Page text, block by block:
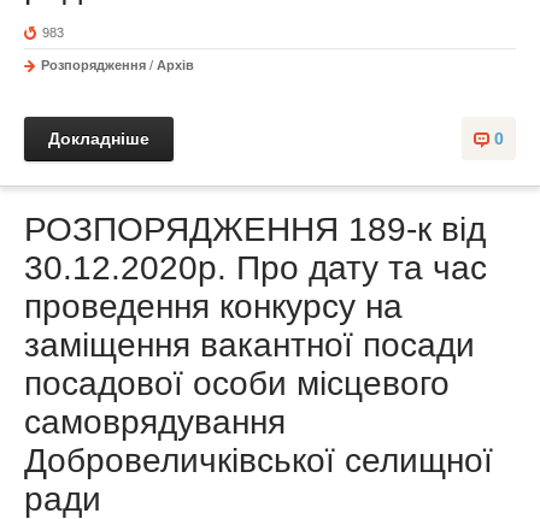
983
Розпорядження / Архів
0
Докладніше
РОЗПОРЯДЖЕННЯ 189-к від
30.12.2020р. Про дату та час
проведення конкурсу на
заміщення вакантної посади
посадової особи місцевого
самоврядування
Добровеличківської селищної
ради